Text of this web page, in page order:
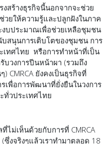
สร้างธุรกิจนี้นอกจากจะช่วย
ยให้ความรู้และปลูกฝังในภาค
งบประมาณเพื่อช่วยเหลือชุมชน
บสนุนการเติบโตของชุมชน การ
ทศไทย หรือการทำหน้าที่เป็น
วงการปีนหน้าผา (รวมถึง
CMRCA ยังคงเป็นธุรกิจที่
พื่อการพัฒนาที่ยั่งยืนในวงการ
ทั่วประเทศไทย
ม่เห็นด้วยกับการที่ CMRCA
ซึ่งจริงๆแล้วเราทำมาตลอด 18